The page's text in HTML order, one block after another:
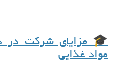
🎓 مزایای شرکت در
مواد غذایی